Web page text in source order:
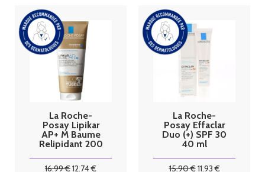
La Roche-
Posay Lipikar
AP+ M Baume
Relipidant 200
16.99€12.74€
La Roche-
Posay Effaclar
Duo (+) SPF 30
40 ml
15.90€11.93€